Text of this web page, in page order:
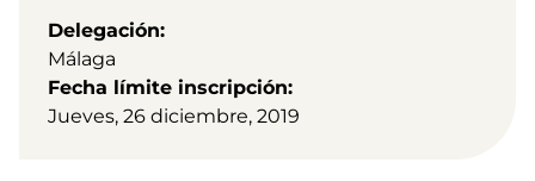
Delegación
Málaga
Fecha límite inscripción
Jueves, 26 diciembre, 2019